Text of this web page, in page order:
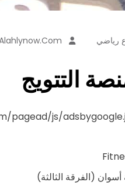
رياضي
التتويج
pagead/js/
(الفرقة الثالثة)